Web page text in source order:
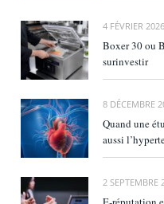
4 FÉVRIER 2026
Boxer 30 ou
surinvestir
8 DÉCEMBRE
Quand une
aussi
2 SEPTEMBRE